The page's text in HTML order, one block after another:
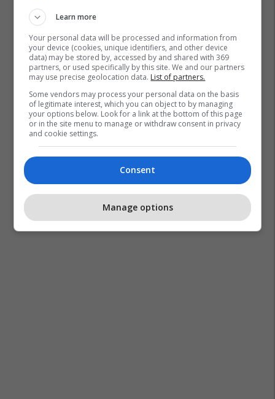
Learn more
Your personal data will be processed and information from
your device (cookies, unique identifiers, and other device
data) may be stored by, accessed by and shared with 369
partners, or used specifically by this site. We and our partners
may use precise geolocation data. List of partners.
Some vendors may process your personal data on the basis
of legitimate interest, which you can object to by managing
your options below. Look for a link at the bottom of this page
or in the site menu to manage or withdraw consent in privacy
and cookie settings.
Consent
Manage options